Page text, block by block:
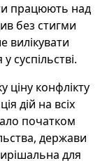
працюють над
без стигми
суспільстві.
ціну конфлікту
дій на всіх
початком
держави
для